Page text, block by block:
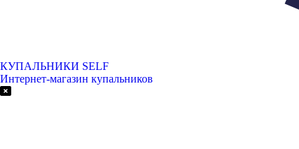
КУПАЛЬНИКИ SELF
Интернет-магазин купальников